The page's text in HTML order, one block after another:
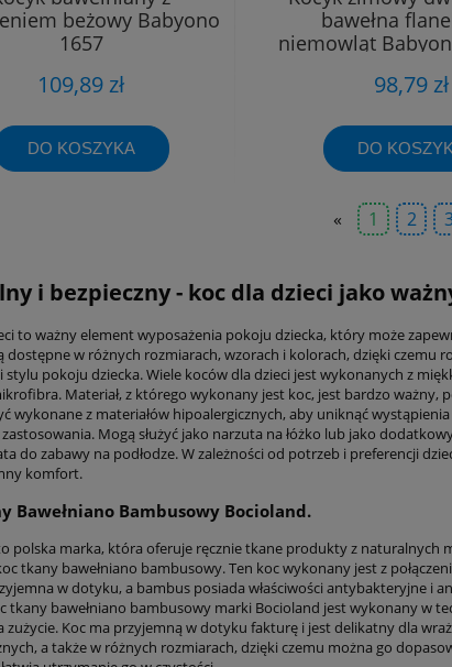
beżowy Babyono
1657
109,89 zł
DO KOSZYKA
bawełna
niemowląt
98,79 zł
DO
« 1 2
i bezpieczny - koc dla dzieci jako
to ważny element wyposażenia pokoju dziecka, który może
dostępne w różnych rozmiarach, wzorach i kolorach, dzięki
stylu pokoju dziecka. Wiele koców dla dzieci jest wykonanych z
Materiał, z którego wykonany jest koc, jest bardzo ważny,
wykonane z materiałów hipoalergicznych, aby uniknąć
Mogą służyć jako narzuta na łóżko lub jako
do zabawy na podłodze. W zależności od potrzeb i preferencji
komfort.
Bawełniano Bambusowy Bocioland.
polska marka, która oferuje ręcznie tkane produkty z naturalnych
tkany bawełniano bambusowy. Ten koc wykonany jest z
w dotyku, a bambus posiada właściwości antybakteryjne i
tkany bawełniano bambusowy marki Bocioland jest wykonany w
zużycie. Koc ma przyjemną w dotyku fakturę i jest delikatny dla
a także w różnych rozmiarach, dzięki czemu można go